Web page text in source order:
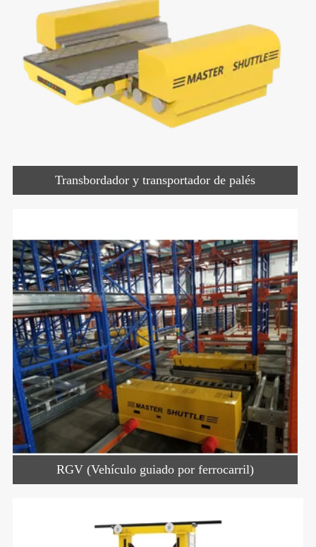
Transbordador y transportador de palés
RGV (Vehículo guiado por ferrocarril)